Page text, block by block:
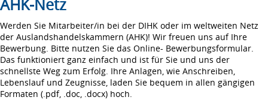
AHK-Netz
Werden Sie Mitarbeiter/in bei der DIHK oder im weltweiten Netz
der Auslandshandelskammern (AHK)! Wir freuen uns auf Ihre
Bewerbung. Bitte nutzen Sie das Online- Bewerbungsformular.
Das funktioniert ganz einfach und ist für Sie und uns der
schnellste Weg zum Erfolg. Ihre Anlagen, wie Anschreiben,
Lebenslauf und Zeugnisse, laden Sie bequem in allen gängigen
Formaten (.pdf, .doc, .docx) hoch.